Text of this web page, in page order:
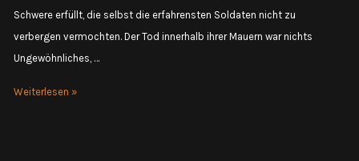
Schwere erfüllt, die selbst die erfahrensten Soldaten nicht zu
verbergen vermochten. Der Tod innerhalb ihrer Mauern war nichts
Ungewöhnliches, …
Session
Weiterlesen »